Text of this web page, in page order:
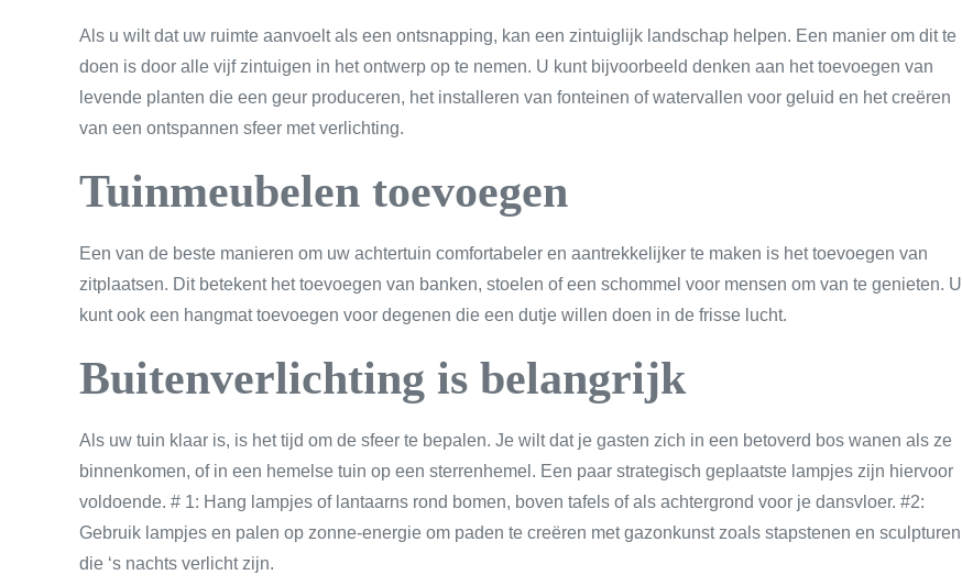
Als u wilt dat uw ruimte aanvoelt als een ontsnapping, kan een zintuiglijk landschap helpen. Een manier om dit te
doen is door alle vijf zintuigen in het ontwerp op te nemen. U kunt bijvoorbeeld denken aan het toevoegen van
levende planten die een geur produceren, het installeren van fonteinen of watervallen voor geluid en het creëren
van een ontspannen sfeer met verlichting.
Tuinmeubelen toevoegen
Een van de beste manieren om uw achtertuin comfortabeler en aantrekkelijker te maken is het toevoegen van
zitplaatsen. Dit betekent het toevoegen van banken, stoelen of een schommel voor mensen om van te genieten. U
kunt ook een hangmat toevoegen voor degenen die een dutje willen doen in de frisse lucht.
Buitenverlichting is belangrijk
Als uw tuin klaar is, is het tijd om de sfeer te bepalen. Je wilt dat je gasten zich in een betoverd bos wanen als ze
binnenkomen, of in een hemelse tuin op een sterrenhemel. Een paar strategisch geplaatste lampjes zijn hiervoor
voldoende. # 1: Hang lampjes of lantaarns rond bomen, boven tafels of als achtergrond voor je dansvloer. #2:
Gebruik lampjes en palen op zonne-energie om paden te creëren met gazonkunst zoals stapstenen en sculpturen
die ‘s nachts verlicht zijn.